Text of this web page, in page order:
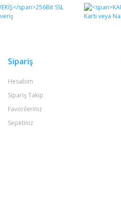
Sipariş
Hesabım
Sipariş Takip
Favorileriniz
Sepetiniz